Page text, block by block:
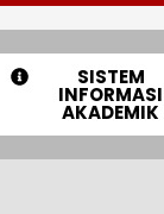
SISTEM
INFORMASI
AKADEMIK